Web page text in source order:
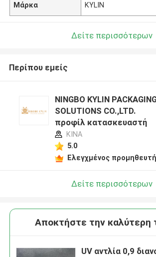
Μάρκα KYLIN
Δείτε περισσότερων
Περίπου εμείς
NINGBO KYLIN
SOLUTIONS CO.,LTD.
προφίλ κατασκευαστή
ΚΙΝΑ
5.0
Ελεγχμένος
Δείτε περισσότερων
Αποκτήστε την καλύτερη
UV αντλία 0,9